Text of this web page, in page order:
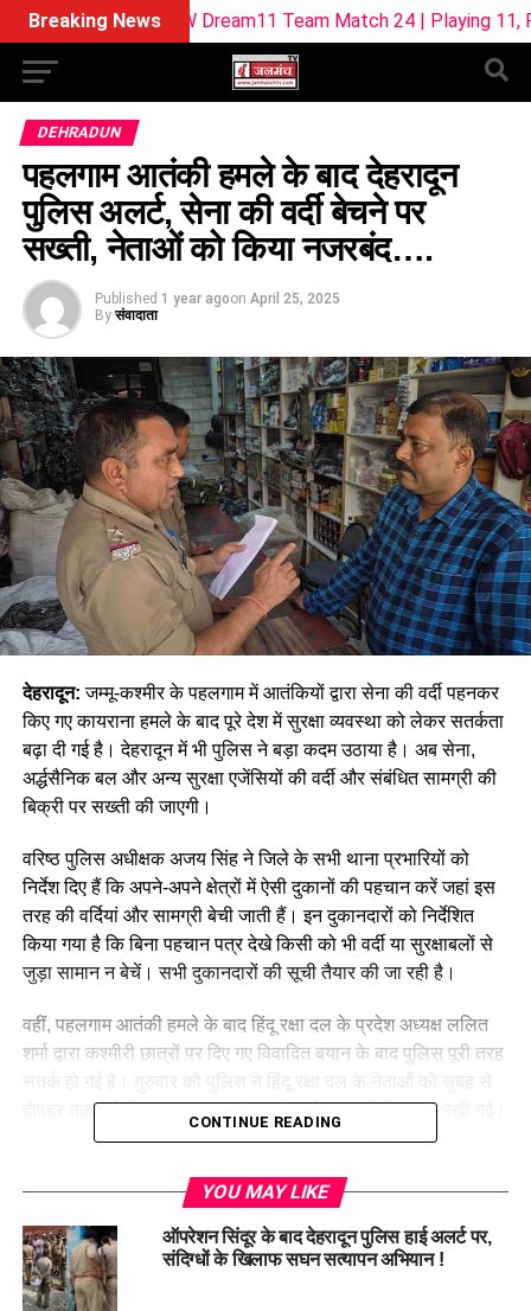
Breaking News
SUL-W Dream11 Team Match 24 | Playing 11, Pitch Report &
DEHRADUN
पहलगाम आतंकी हमले के बाद देहरादून
पुलिस अलर्ट, सेना की वर्दी बेचने पर
सख्ती, नेताओं को किया नजरबंद….
Published 1 year agoon April 25, 2025
By संवादाता
देहरादून: जम्मू-कश्मीर के पहलगाम में आतंकियों द्वारा सेना की वर्दी पहनकर
किए गए कायराना हमले के बाद पूरे देश में सुरक्षा व्यवस्था को लेकर सतर्कता
बढ़ा दी गई है। देहरादून में भी पुलिस ने बड़ा कदम उठाया है। अब सेना,
अर्द्धसैनिक बल और अन्य सुरक्षा एजेंसियों की वर्दी और संबंधित सामग्री की
बिक्री पर सख्ती की जाएगी।
वरिष्ठ पुलिस अधीक्षक अजय सिंह ने जिले के सभी थाना प्रभारियों को
निर्देश दिए हैं कि अपने-अपने क्षेत्रों में ऐसी दुकानों की पहचान करें जहां इस
तरह की वर्दियां और सामग्री बेची जाती हैं। इन दुकानदारों को निर्देशित
किया गया है कि बिना पहचान पत्र देखे किसी को भी वर्दी या सुरक्षाबलों से
जुड़ा सामान न बेचें। सभी दुकानदारों की सूची तैयार की जा रही है।
वहीं, पहलगाम आतंकी हमले के बाद हिंदू रक्षा दल के प्रदेश अध्यक्ष ललित
शर्मा द्वारा कश्मीरी छात्रों पर दिए गए विवादित बयान के बाद पुलिस पूरी तरह
दोपहर तक घरों में नजरबंद रखा और उनके घरों पर कड़ी निगरानी रखी गई।
कर लिया है। एसएसपी अजय सिंह ने बताया कि कश्मीरी छात्रों की सुरक्षा
करेगा तो उसके खिलाफ सख्त कार्रवाई की जाएगी।
#ArmyUniformBan #
CONTINUE READING
YOU MAY LIKE
ऑपरेशन सिंदूर के बाद देहरादून पुलिस हाई अलर्ट पर,
संदिग्धों के खिलाफ सघन सत्यापन अभियान !